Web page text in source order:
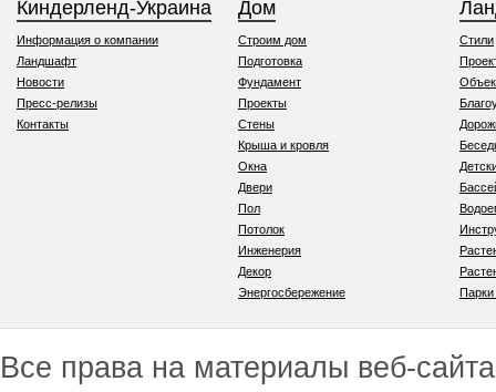
Киндерленд-Украина
Информация о компании
Ландшафт
Новости
Пресс-релизы
Контакты
Дом
Строим дом
Подготовка
Фундамент
Проекты
Стены
Крыша и кровля
Окна
Двери
Пол
Потолок
Инженерия
Декор
Энергосбережение
Стили
Все права на материалы веб-